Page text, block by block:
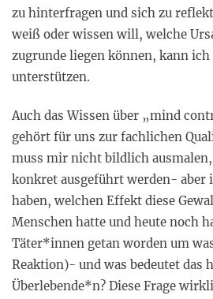
zu hinterfragen und sich zu
weiß oder wissen will, welche
zugrunde liegen können, kann
unterstützen.
Auch das Wissen über „mind
gehört für uns zur fachlichen
muss mir nicht bildlich ausmalen,
konkret ausgeführt werden- aber
haben, welchen Effekt diese
Menschen hatte und heute noch
Täter*innen getan worden um
Reaktion)- und was bedeutet das
Überlebende*n? Diese Frage